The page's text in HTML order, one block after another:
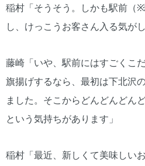
稲村「そうそう。しかも駅前（
し、けっこうお客さん入る気がし
藤崎「いや、駅前にはすごくこ
旗揚げするなら、最初は下北沢
ました。そこからどんどんどん
という気持ちがあります」
稲村「最近、新しくて美味しい